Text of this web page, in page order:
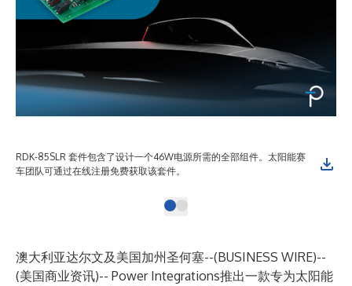
RDK-85SLR 套件包含了设计一个46W电源所需的全部组件。太阳能赛
车团队可通过在线注册免费获取该套件。
澳大利亚达尔文及美国加州圣何塞--(BUSINESS WIRE)--
(美国商业资讯)-- Power Integrations推出一款专为太阳能